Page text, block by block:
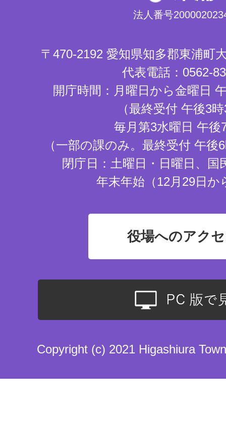
法人番号
〒470-2192 愛知県知多郡東浦町
代表電話：0562-
開庁時間：月曜日から金曜日
（最終受付 午後3
毎月第3水曜日 午後
（一部の課のみ。最終受付 午
閉庁日：土曜日・日曜日、国
年末年始（12月29日か
役場へのアク
Copyright (c) 2021 Higashiura